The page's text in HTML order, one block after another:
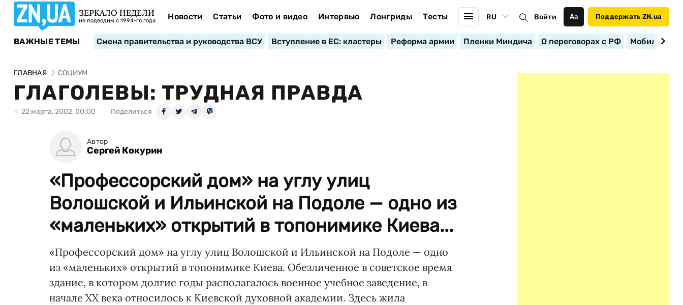
ЗЕРКАЛО НЕДЕЛИ
не подводим с 1994-го года Новости Статьи Фото и видео Интервью Лонгриды Тесты RU Войти Аа Поддержать ZN.ua
ВАЖНЫЕ ТЕМЫ Смена правительства и руководства ВСУ Вступление в ЕС: кластеры Реформа армии Пленки Миндича О переговорах с РФ
ГЛАВНАЯ СОЦИУМ
ГЛАГОЛЕВЫ: ТРУДНАЯ ПРАВДА
22 марта, 2002, 00:00 Поделиться
Автор
Сергей Кокурин
«Профессорский дом» на углу улиц
Волошской и Ильинской на Подоле — одно из
«маленьких» открытий в топонимике Киева...
«Профессорский дом» на углу улиц Волошской и Ильинской на Подоле — одно
из «маленьких» открытий в топонимике Киева. Обезличенное в советское время
здание, в котором долгие годы располагалось военное учебное заведение, в
начале ХХ века относилось к Киевской духовной академии. Здесь жила